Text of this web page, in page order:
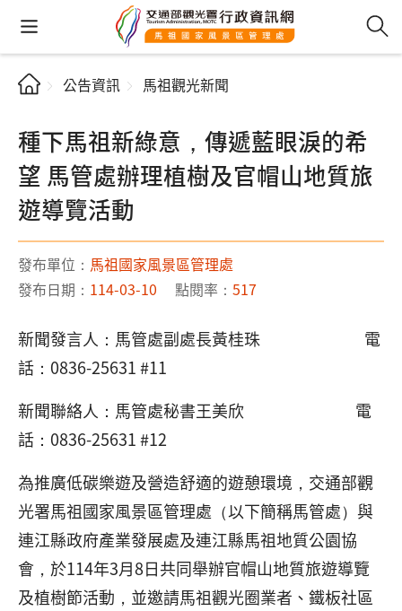
公告資訊 馬祖觀光新聞
種下馬祖新綠意，傳遞藍眼淚的希
望 馬管處辦理植樹及官帽山地質旅
遊導覽活動
發布單位： 馬祖國家風景區管理處
發布日期： 114-03-10 點閱率： 517
新聞發言人：馬管處副處長黃桂珠 電
話：0836-25631 #11
新聞聯絡人：馬管處秘書王美欣 電
話：0836-25631 #12
為推廣低碳樂遊及營造舒適的遊憩環境，交通部觀
光署馬祖國家風景區管理處（以下簡稱馬管處）與
連江縣政府產業發展處及連江縣馬祖地質公園協
會，於114年3月8日共同舉辦官帽山地質旅遊導覽
及植樹節活動，並邀請馬祖觀光圈業者、鐵板社區